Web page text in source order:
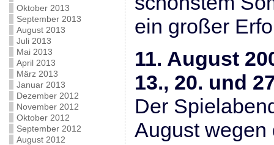
Oktober 2013
September 2013
August 2013
Juli 2013
Mai 2013
April 2013
März 2013
Januar 2013
Dezember 2012
November 2012
Oktober 2012
September 2012
August 2012
ein großer
11. August
13., 20. und
Der
August wegen